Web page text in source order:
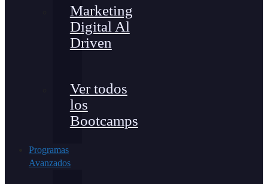
Marketing
Digital Al
Driven
Ver todos
los
Bootcamps
Programas
Avanzados